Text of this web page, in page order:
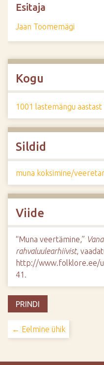
Esitaja
Jaan Toomemägi
Kogu
1001 lastemängu aastast
Sildid
muna koksimine/
Viide
“Muna veertämine,”
rahvaluulearhiivist,
http://www.folklore.ee/
41 .
PRINDI
← Eelmine ühik